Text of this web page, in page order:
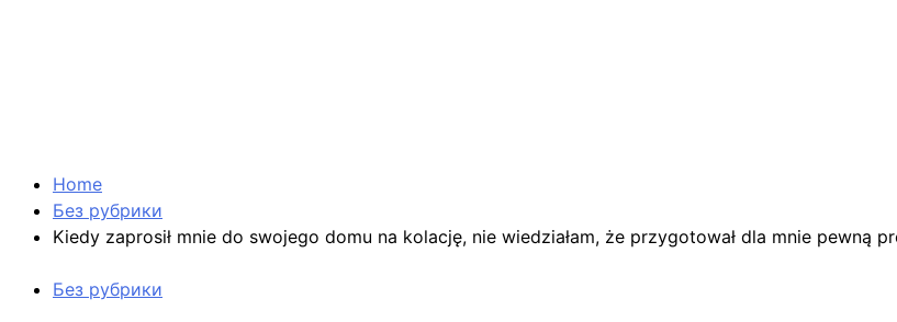
Home
Без рубрики
Kiedy zaprosił mnie do swojego domu na kolację, nie wiedziałam, że przygotował dla mnie pewną
Без рубрики